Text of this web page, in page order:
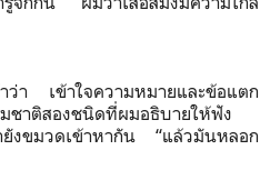
ว่า เข้าใจความหมายและข้อแตก
ชาติสองชนิดที่ผมอธิบายให้ฟัง
งขมวดเข้าหากัน “แล้วมันหลอก